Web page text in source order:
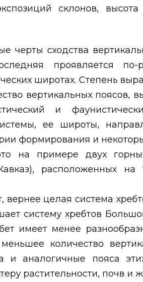
склонов,
черты сходства
проявляется
широтах. Степень
вертикальных поясов,
и
ее широты,
формирования и
на примере двух
расположенных на
вернее целая система
систему хребтов
имеет менее
количество
и аналогичные пояса
растительности, почв и